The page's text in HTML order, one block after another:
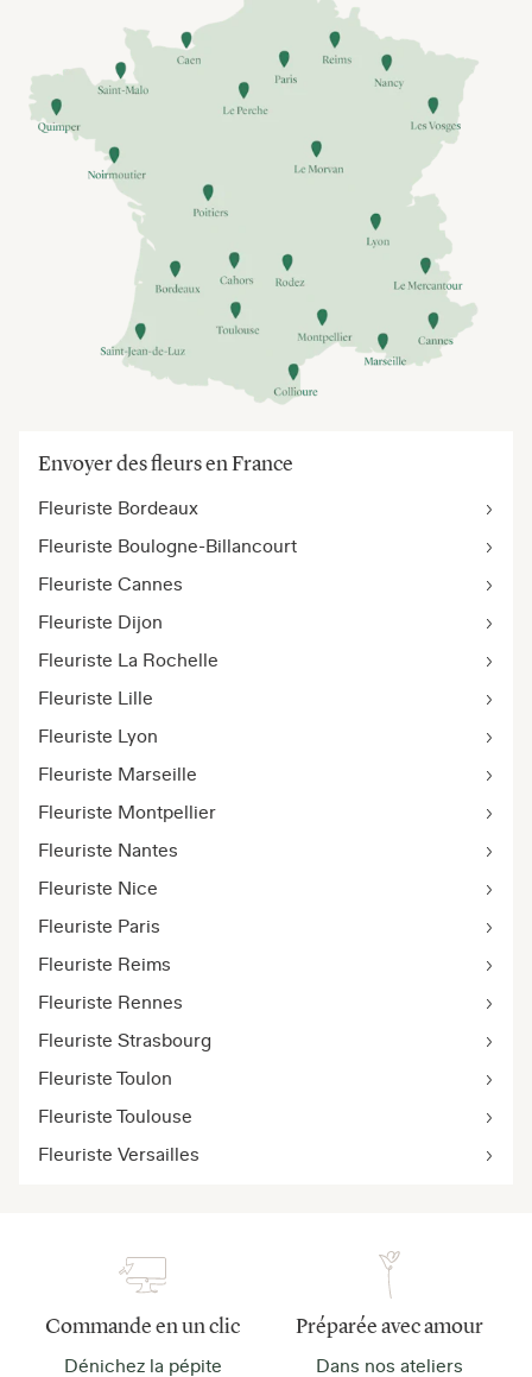
Envoyer des fleurs en France
Fleuriste Bordeaux
Fleuriste Boulogne-Billancourt
Fleuriste Cannes
Fleuriste Dijon
Fleuriste La Rochelle
Fleuriste Lille
Fleuriste Lyon
Fleuriste Marseille
Fleuriste Montpellier
Fleuriste Nantes
Fleuriste Nice
Fleuriste Paris
Fleuriste Reims
Fleuriste Rennes
Fleuriste Strasbourg
Fleuriste Toulon
Fleuriste Toulouse
Fleuriste Versailles
Commande en un clic
Dénichez la pépite
Préparée avec amour
Dans nos ateliers